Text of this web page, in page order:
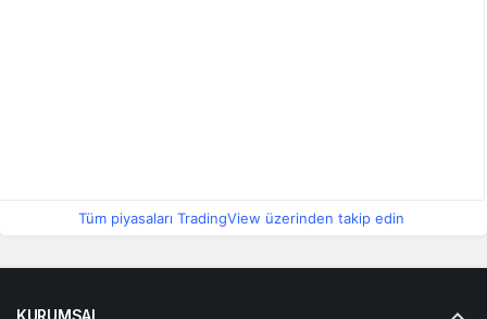
Tüm piyasaları TradingView üzerinden takip edin
KURUMSAL